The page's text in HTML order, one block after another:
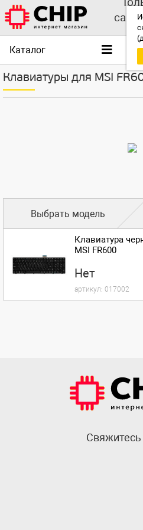
Каталог
Клавиатуры для MSI
Выбрать модель
Клавиатура
MSI FR600
Нет
артикул: 017002